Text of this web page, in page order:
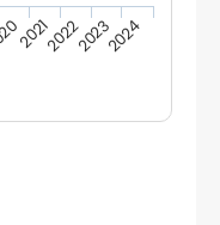
2021202220232024